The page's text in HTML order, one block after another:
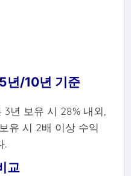
/10년 기준
년 보유 시 28% 내외,
유 시 2배 이상 수익
.
교